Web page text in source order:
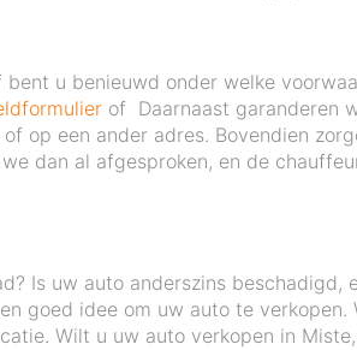
u benieuwd onder welke
of Daarnaast garanderen
op een ander adres. Bovendien
dan al afgesproken, en de
Is uw auto anderszins
goed idee om uw auto te
Wilt u uw auto verkopen in